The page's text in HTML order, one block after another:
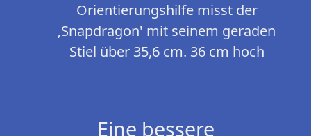
Orientierungshilfe misst der
‚Snapdragon' mit seinem geraden
Stiel über 35,6 cm. 36 cm hoch
Eine bessere